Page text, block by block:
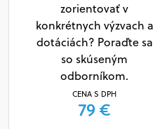
zorientovať v
konkrétnych výzvach a
dotáciách? Poraďte sa
so skúseným
odborníkom.
CENA S DPH
79 €